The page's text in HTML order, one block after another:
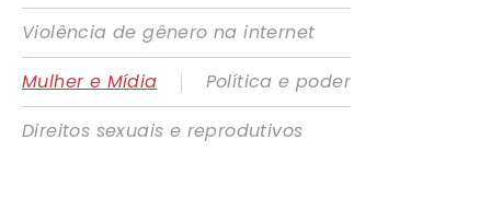
Violência de gênero na internet
Mulher e Mídia
|
Política e poder
Direitos sexuais e reprodutivos